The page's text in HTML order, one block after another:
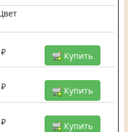
Купить
Купить
Купить